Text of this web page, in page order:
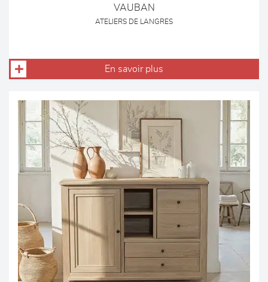
VAUBAN
ATELIERS DE LANGRES
En savoir plus